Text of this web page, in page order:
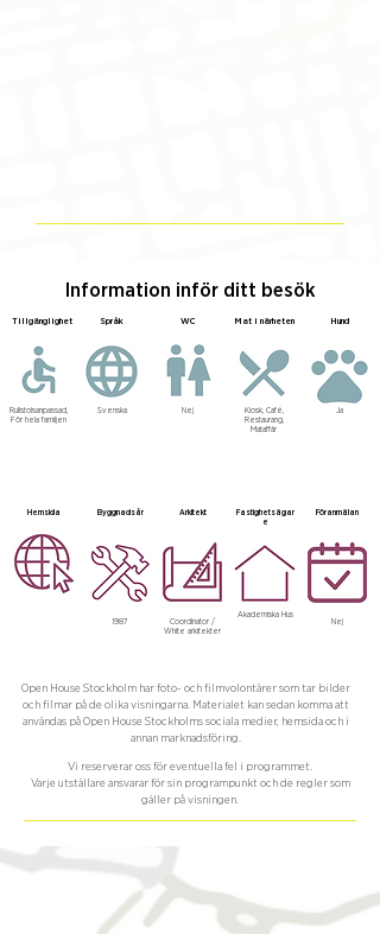
Information inför ditt besök
Tillgänglighet Språk WC Mat i närheten Hund
Rullstolsanpassad,
För hela familjen
Svenska Nej
Kiosk, Café,
Restaurang,
Mataffär
Ja
Hemsida Byggnadsår
1987
Arkitekt
Fastighetsägar
e
Föranmälan
Coordinator /
White arkitekter
Akademiska Hus
Nej
Open House Stockholm har foto- och filmvolontärer som tar bilder
och filmar på de olika visningarna. Materialet kan sedan komma att
användas på Open House Stockholms sociala medier, hemsida och i
annan marknadsföring.
Vi reserverar oss för eventuella fel i programmet.
Varje utställare ansvarar för sin programpunkt och de regler som
gäller på visningen.